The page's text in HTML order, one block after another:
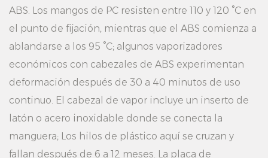
ABS. Los mangos de PC resisten entre 110 y 120 °C en
el punto de fijación, mientras que el ABS comienza a
ablandarse a los 95 °C; algunos vaporizadores
económicos con cabezales de ABS experimentan
deformación después de 30 a 40 minutos de uso
continuo. El cabezal de vapor incluye un inserto de
latón o acero inoxidable donde se conecta la
manguera; Los hilos de plástico aquí se cruzan y
fallan después de 6 a 12 meses. La placa de